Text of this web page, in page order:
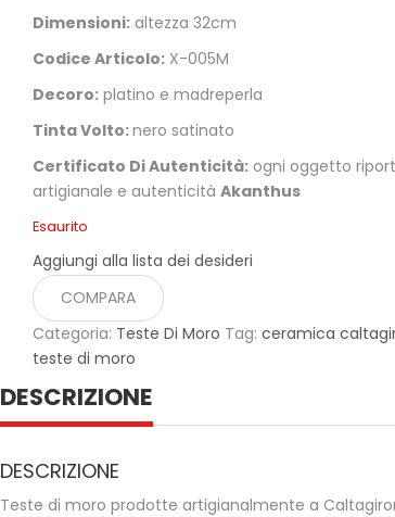
Dimensioni: altezza 32cm
Codice Articolo: X-005M
Decoro: platino e madreperla
Tinta Volto:nero satinato
Certificato Di Autenticità: ogni oggetto
artigianale e autenticità Akanthus
Esaurito
Aggiungi alla lista dei desideri
COMPARA
Categoria: Teste Di Moro Tag: ceramica
teste di moro
DESCRIZIONE
DESCRIZIONE
Teste di moro prodotte artigianalmente a